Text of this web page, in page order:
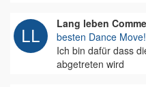
Lang leben
besten Dance Move!
Ich bin dafür dass
abgetreten wird